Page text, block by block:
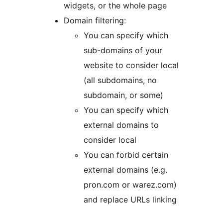
widgets, or the whole page
Domain filtering:
You can specify which
sub-domains of your
website to consider local
(all subdomains, no
subdomain, or some)
You can specify which
external domains to
consider local
You can forbid certain
external domains (e.g.
pron.com or warez.com)
and replace URLs linking